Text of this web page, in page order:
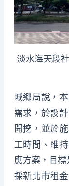
淡水海天段
城鄉局說，
需求，於設
開挖，並於
工時間、維
應方案，目
採新北市租